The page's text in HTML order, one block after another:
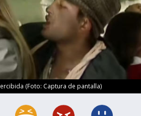
(Foto: Captura de pantalla)